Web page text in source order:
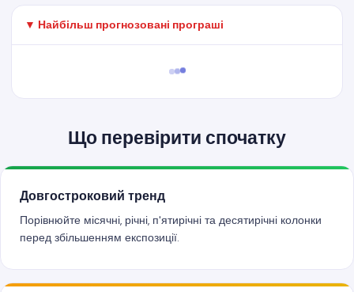
▼ Найбільш прогнозовані програші
Що перевірити спочатку
Довгостроковий тренд
Порівнюйте місячні, річні, п'ятирічні та десятирічні колонки
перед збільшенням експозиції.